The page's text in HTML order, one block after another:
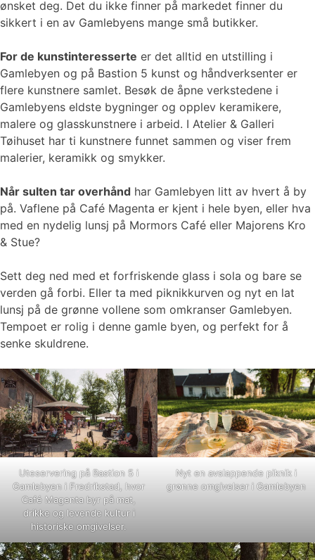
ønsket deg. Det du ikke finner på markedet finner du
sikkert i en av Gamlebyens mange små butikker.
For de kunstinteresserte er det alltid en utstilling i
Gamlebyen og på Bastion 5 kunst og håndverksenter er
flere kunstnere samlet. Besøk de åpne verkstedene i
Gamlebyens eldste bygninger og opplev keramikere,
malere og glasskunstnere i arbeid. I Atelier & Galleri
Tøihuset har ti kunstnere funnet sammen og viser frem
malerier, keramikk og smykker.
Når sulten tar overhånd har Gamlebyen litt av hvert å by
på. Vaflene på Café Magenta er kjent i hele byen, eller hva
med en nydelig lunsj på Mormors Café eller Majorens Kro
& Stue?
Sett deg ned med et forfriskende glass i sola og bare se
verden gå forbi. Eller ta med piknikkurven og nyt en lat
lunsj på de grønne vollene som omkranser Gamlebyen.
Tempoet er rolig i denne gamle byen, og perfekt for å
senke skuldrene.
Uteservering på Bastion 5 i
Gamlebyen i Fredrikstad, hvor
Café Magenta byr på mat,
drikke og levende kultur i
historiske omgivelser.
Nyt en avslappende piknik i
grønne omgivelser i Gamlebyen